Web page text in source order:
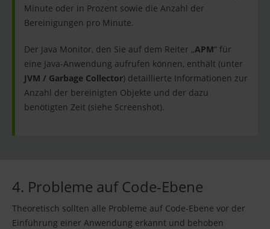
Minute oder in Prozent sowie die Anzahl der
Bereinigungen pro Minute.
Der Java Monitor, den Sie auf dem Reiter „APM“ für
eine Java-Anwendung aufrufen können, enthält (unter
JVM / Garbage Collector) detaillierte Informationen zur
Anzahl der bereinigten Objekte und der dazu
benötigten Zeit (siehe Screenshot).
4. Probleme auf Code-Ebene
Theoretisch sollten alle Probleme auf Code-Ebene vor der
Einführung einer Anwendung erkannt und behoben